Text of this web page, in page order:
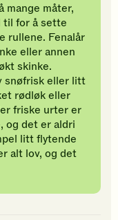
mange måter,
til for å sette
rullene. Fenalår
eller annen
skinke.
snøfrisk eller litt
rødløk eller
friske urter er
og det er aldri
litt flytende
alt lov, og det